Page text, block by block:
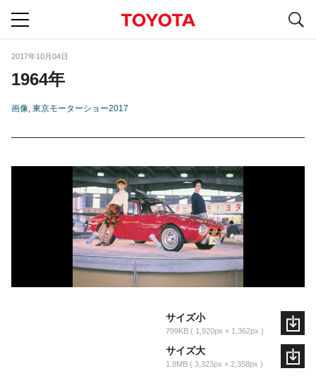
2017年10月04日
1964年
画像 東京モーターショー2017
サイズ小
799KB 1,920px × 1,362px
サイズ大
1.8MB 3,323px × 2,358px